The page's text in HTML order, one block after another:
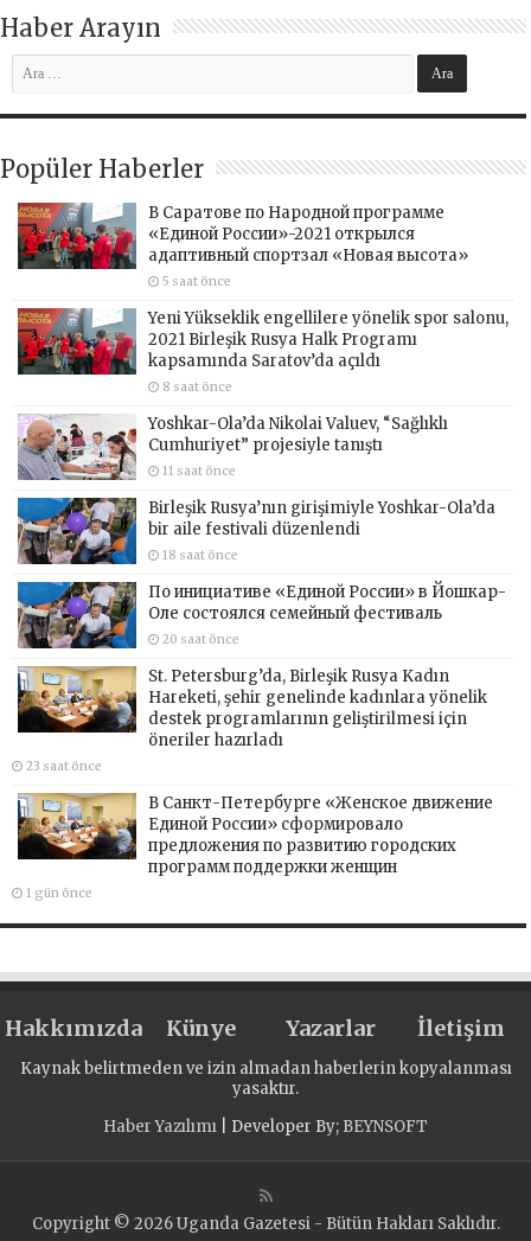
Haber Arayın
Popüler Haberler
В Саратове по Народной программе
«Единой России»-2021 открылся
адаптивный спортзал «Новая высота»
5 saat önce
Yeni Yükseklik engellilere yönelik spor salonu,
2021 Birleşik Rusya Halk Programı
kapsamında Saratov’da açıldı
8 saat önce
Yoshkar-Ola’da Nikolai Valuev, “Sağlıklı
Cumhuriyet” projesiyle tanıştı
11 saat önce
Birleşik Rusya’nın girişimiyle Yoshkar-Ola’da
bir aile festivali düzenlendi
18 saat önce
По инициативе «Единой России» в Йошкар-
Оле состоялся семейный фестиваль
20 saat önce
St. Petersburg’da, Birleşik Rusya Kadın
Hareketi, şehir genelinde kadınlara yönelik
destek programlarının geliştirilmesi için
öneriler hazırladı
23 saat önce
В Санкт-Петербурге «Женское движение
Единой России» сформировало
предложения по развитию городских
программ поддержки женщин
1 gün önce
Hakkımızda Künye Yazarlar İletişim
Kaynak belirtmeden ve izin almadan haberlerin kopyalanması
yasaktır.
Haber Yazılımı | Developer By; BEYNSOFT
Copyright © 2026 Uganda Gazetesi - Bütün Hakları Saklıdır.